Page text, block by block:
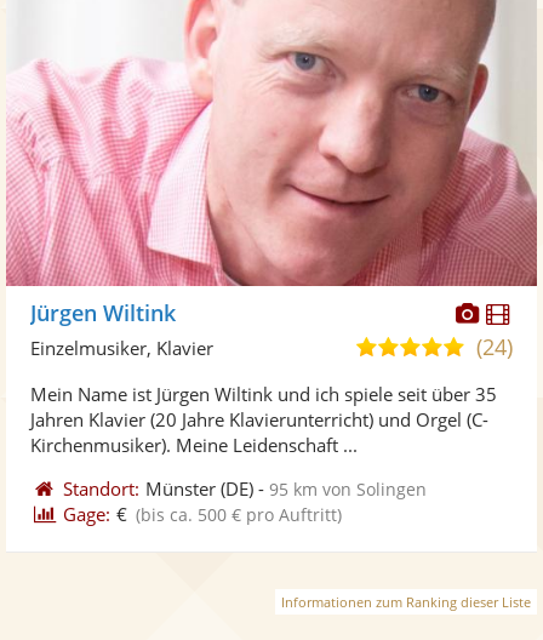
Fotos
Jürgen Wiltink
5,0
5
Sternen
(24)
Einzelmusiker, Klavier
Mein Name ist Jürgen Wiltink und ich spiele seit über 35
Jahren Klavier (20 Jahre Klavierunterricht) und Orgel (C-
Kirchenmusiker). Meine Leidenschaft ...
Standort: Münster (DE) -95 km von Solingen
Gage: € (bis ca. 500 € pro Auftritt)
Informationen zum Ranking dieser Liste